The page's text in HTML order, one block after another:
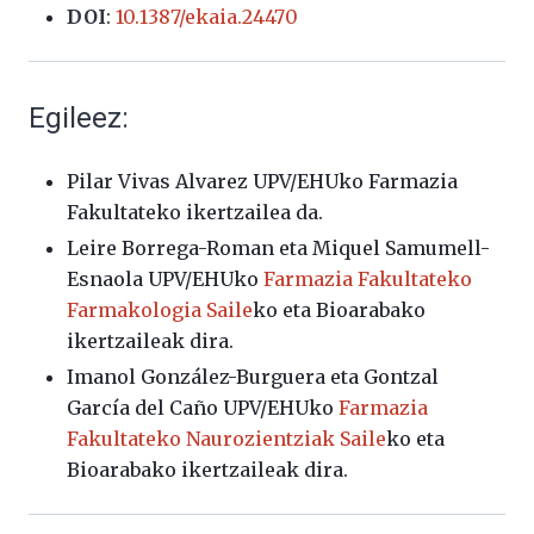
DOI: 10.1387/ekaia.24470
Egileez:
Pilar Vivas Alvarez UPV/EHUko Farmazia
Fakultateko ikertzailea da.
Leire Borrega-Roman eta Miquel Samumell-
Esnaola UPV/EHUko Farmazia Fakultateko
Farmakologia Saileko eta Bioarabako
ikertzaileak dira.
Imanol González-Burguera eta Gontzal
García del Caño UPV/EHUko Farmazia
Fakultateko Naurozientziak Saileko eta
Bioarabako ikertzaileak dira.